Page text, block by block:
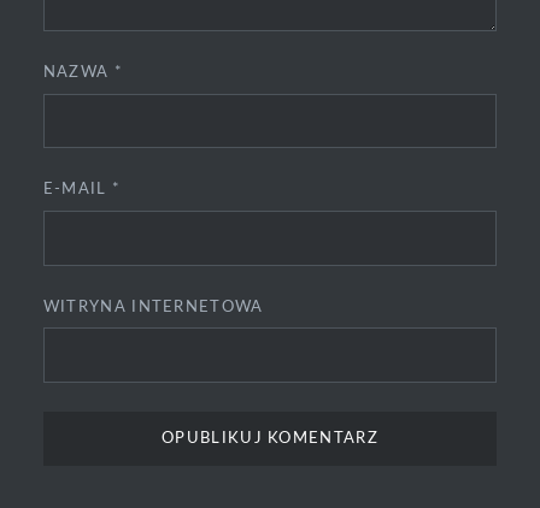
NAZWA *
E-MAIL *
WITRYNA INTERNETOWA